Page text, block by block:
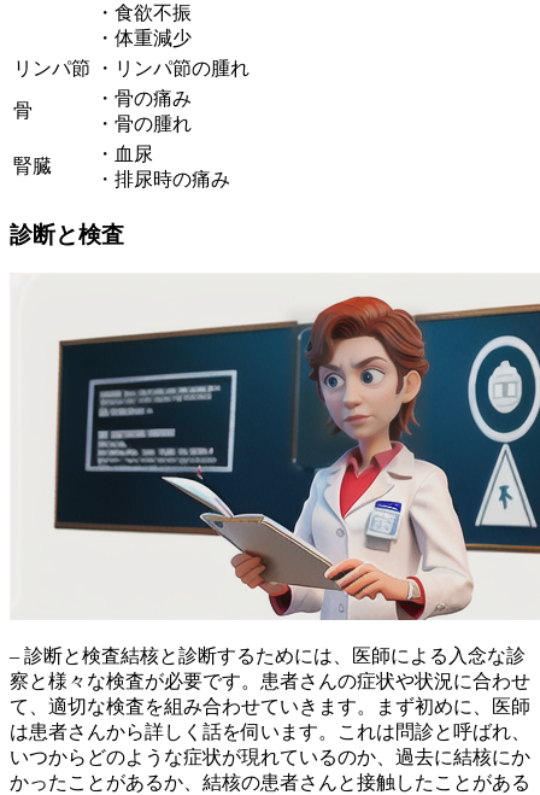
・食欲不振
・体重減少
リンパ節
・リンパ節の腫れ
骨
・骨の痛み
・骨の腫れ
腎臓
・血尿
・排尿時の痛み
診断と検査
– 診断と検査結核と診断するためには、医師による入念な診
察と様々な検査が必要です。患者さんの症状や状況に合わせ
て、適切な検査を組み合わせていきます。まず初めに、
医師
は患者さんから詳しく話を伺います。これは問診と呼ばれ、
いつからどのような症状が現れているのか、過去に結核にか
かったことがあるか、結核の患者さんと接触したことがある